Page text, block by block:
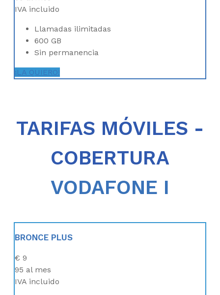
IVA incluido
Llamadas ilimitadas
600 GB
Sin permanencia
¡LA QUIERO!
TARIFAS MÓVILES -
COBERTURA
VODAFONE I
BRONCE PLUS
€ 9
95 al mes
IVA incluido